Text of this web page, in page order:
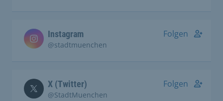
Instagram
@stadtmuenchen
Folgen
X (Twitter)
@StadtMuenchen
Folgen